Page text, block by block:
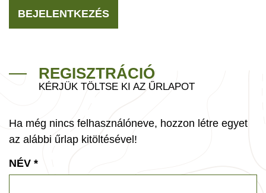
BEJELENTKEZÉS
REGISZTRÁCIÓ
KÉRJÜK TÖLTSE KI AZ ŰRLAPOT
Ha még nincs felhasználóneve, hozzon létre egyet
az alábbi űrlap kitöltésével!
NÉV *